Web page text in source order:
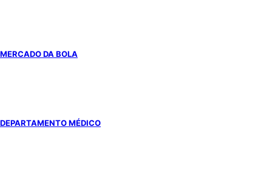
MERCADO DA BOLA
DEPARTAMENTO MÉDICO